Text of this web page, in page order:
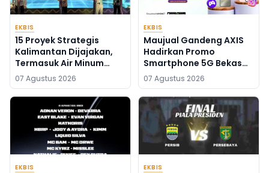
EKBIS
15 Proyek Strategis
Kalimantan Dijajakan,
Termasuk Air Minum
Sepaku-Semoi dan
Energi Sampah Palangka
Raya
07 Agustus 2026
EKBIS
Maujual Gandeng AXIS
Hadirkan Promo
Smartphone 5G Bekas
dengan Bonus Kuota
07 Agustus 2026
EKBIS EKBIS